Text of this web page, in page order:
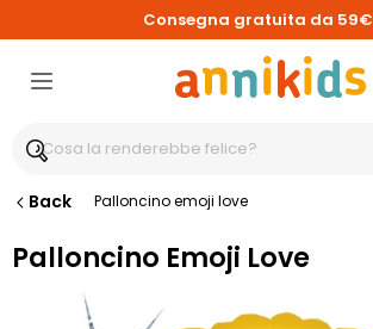
Consegna gratuita da 59€
Back Palloncino emoji love
Palloncino Emoji Love